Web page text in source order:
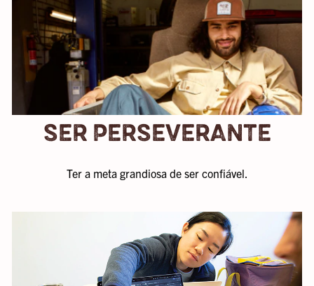
SER PERSEVERANTE
Ter a meta grandiosa de ser confiável.